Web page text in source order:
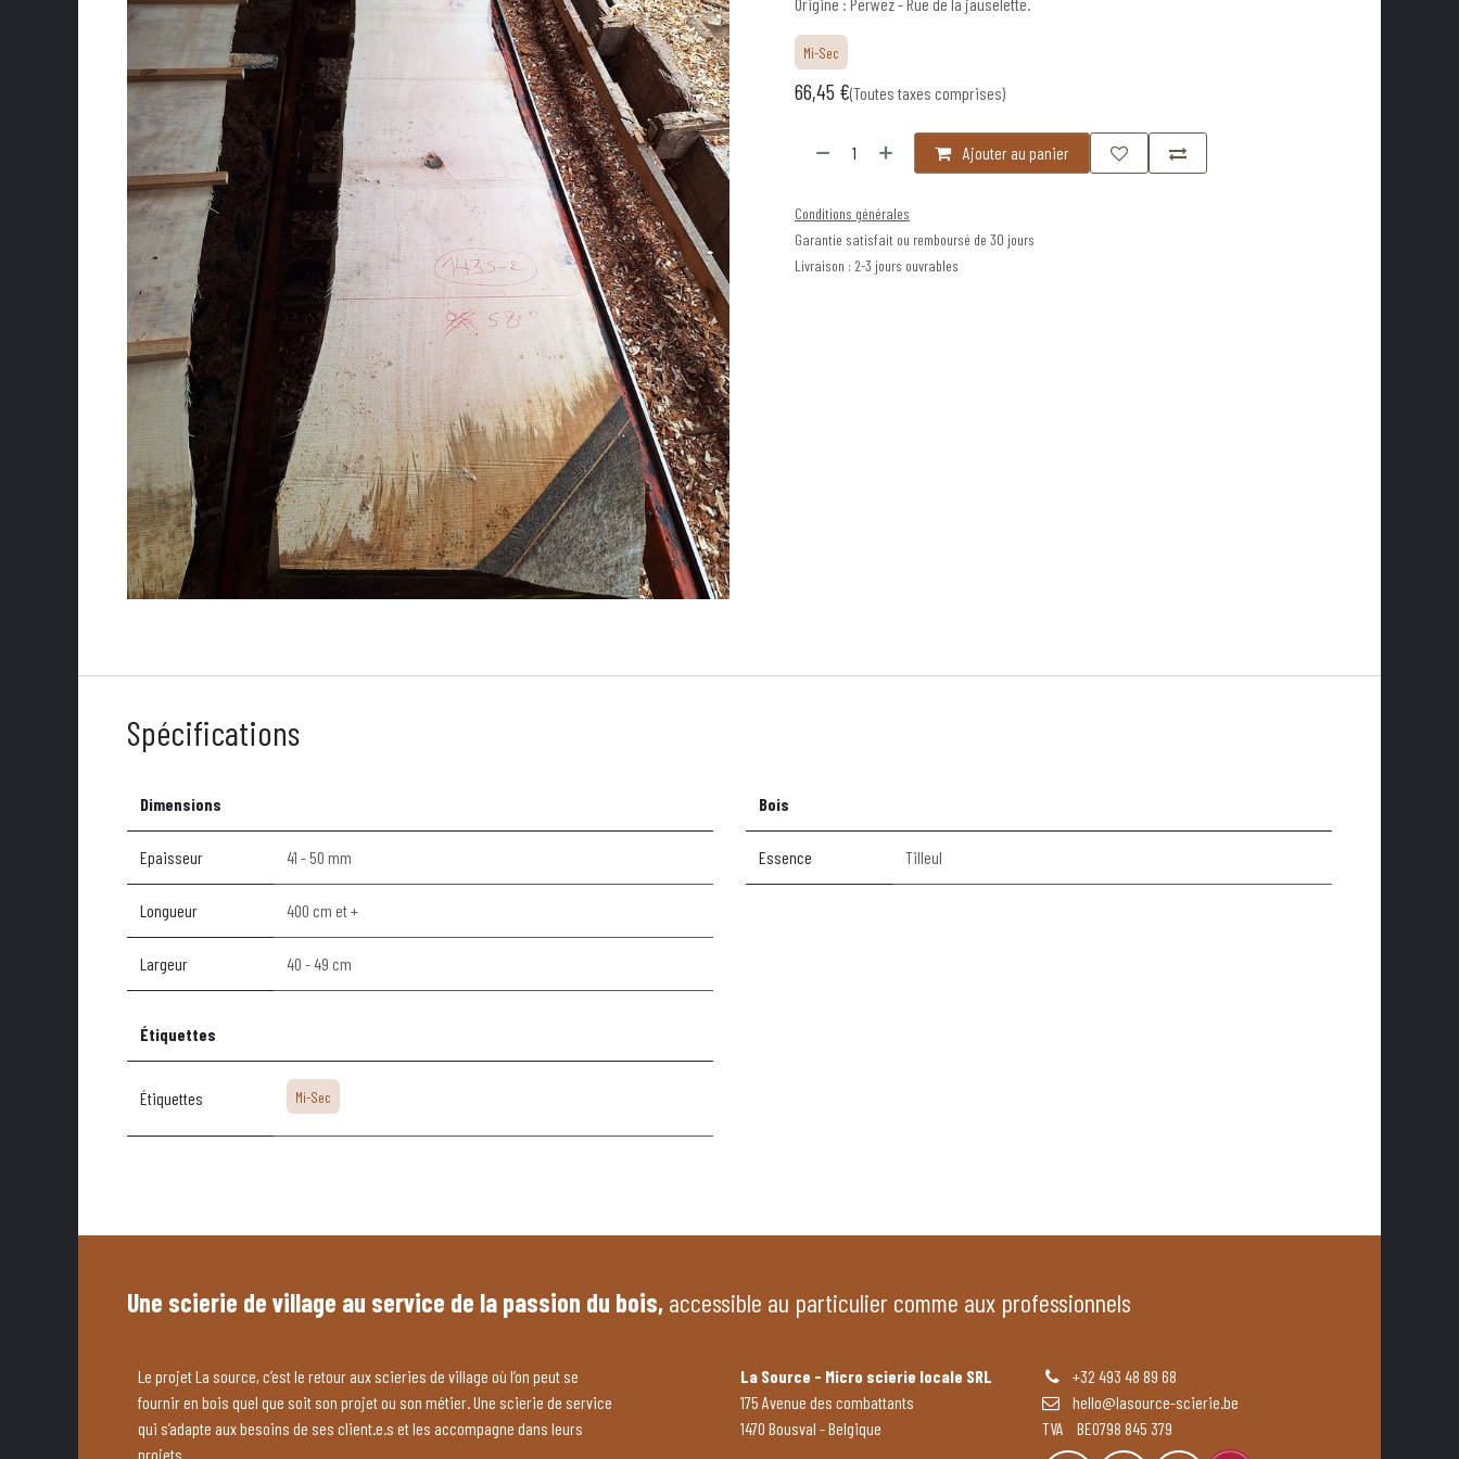
Mi-Sec
66,45 €(Toutes taxes comprises)
Ajouter au panier
Conditions générales
Garantie satisfait ou remboursé de 30 jours
Livraison : 2-3 jours ouvrables
Spécifications
Dimensions
Epaisseur 41 - 50 mm
Longueur 400 cm et +
Largeur 40 - 49 cm
Bois
Essence Tilleul
Étiquettes
Étiquettes Mi-Sec
Une scierie de village au service de la passion du bois, accessible au particulier comme aux professionnels
Le projet La source, c’est le retour aux scieries de village où l’on peut se
fournir en bois quel que soit son projet ou son métier. Une scierie de service
qui s’adapte aux besoins de ses client.e.s et les accompagne dans leurs
projets.
La Source - Micro scierie locale SRL
175 Avenue des combattants
1470 Bousval - Belgique
+32 493 48 89 68
hello@lasource-scierie.be
TVA BE0798 845 379